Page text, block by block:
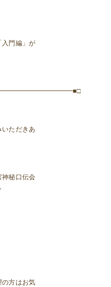
門編」が
ただきあ
秘口伝会
方はお気